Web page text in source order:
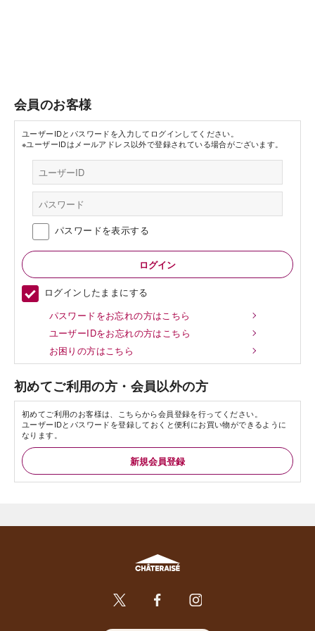
会員のお客様
ユーザーIDとパスワードを入力してログインしてください。
※ユーザーIDはメールアドレス以外で登録されている場合がございます。
パスワードを表示する
ログインしたままにする
パスワードをお忘れの方はこちら
ユーザーIDをお忘れの方はこちら
お困りの方はこちら
初めてご利用の方・会員以外の方
初めてご利用のお客様は、こちらから会員登録を行ってください。
ユーザーIDとパスワードを登録しておくと便利にお買い物ができるように
なります。